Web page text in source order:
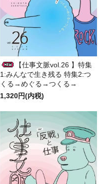
【仕事文脈vol.26 】特集
1:みんなで生き残る 特集2:つ
くる→めぐる→つくる→
1,320円(内税)